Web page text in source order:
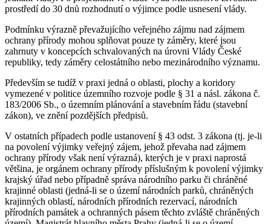
prostředí do 30 dnů rozhodnutí o výjimce podle usnesení vlády.
Podmínku výrazně převažujícího veřejného zájmu nad zájmem
ochrany přírody mohou splňovat pouze ty záměry, které jsou
zahrnuty v koncepcích schvalovaných na úrovni Vlády České
republiky, tedy záměry celostátního nebo mezinárodního významu.
Především se tudíž v praxi jedná o oblasti, plochy a koridory
vymezené v politice územního rozvoje podle § 31 a násl. zákona č.
183/2006 Sb., o územním plánování a stavebním řádu (stavební
zákon), ve znění pozdějších předpisů.
V ostatních případech podle ustanovení § 43 odst. 3 zákona (tj. je-li
na povolení výjimky veřejný zájem, jehož převaha nad zájmem
ochrany přírody však není výrazná), kterých je v praxi naprostá
většina, je orgánem ochrany přírody příslušným k povolení výjimky
krajský úřad nebo případně správa národního parku či chráněné
krajinné oblasti (jedná-li se o území národních parků, chráněných
krajinných oblastí, národních přírodních rezervací, národních
přírodních památek a ochranných pásem těchto zvláště chráněných